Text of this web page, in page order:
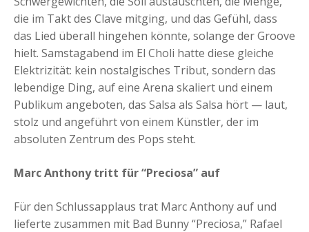
die im Takt des Clave mitging, und das Gefühl, dass
das Lied überall hingehen könnte, solange der Groove
hielt. Samstagabend im El Choli hatte diese gleiche
Elektrizität: kein nostalgisches Tribut, sondern das
lebendige Ding, auf eine Arena skaliert und einem
Publikum angeboten, das Salsa als Salsa hört — laut,
stolz und angeführt von einem Künstler, der im
absoluten Zentrum des Pops steht.
Marc Anthony tritt für “Preciosa” auf
Für den Schlussapplaus trat Marc Anthony auf und
lieferte zusammen mit Bad Bunny “Preciosa,” Rafael